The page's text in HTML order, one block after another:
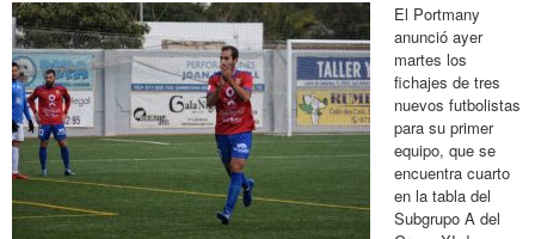
El Portmany
anunció ayer
martes los
fichajes de tres
nuevos futbolistas
para su primer
equipo, que se
encuentra cuarto
en la tabla del
Subgrupo A del